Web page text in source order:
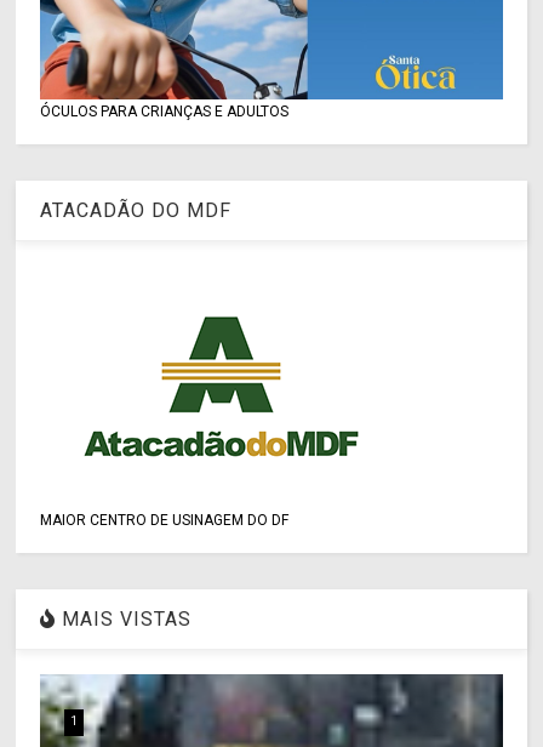
ÓCULOS PARA CRIANÇAS E ADULTOS
ATACADÃO DO MDF
MAIOR CENTRO DE USINAGEM DO DF
MAIS VISTAS
1